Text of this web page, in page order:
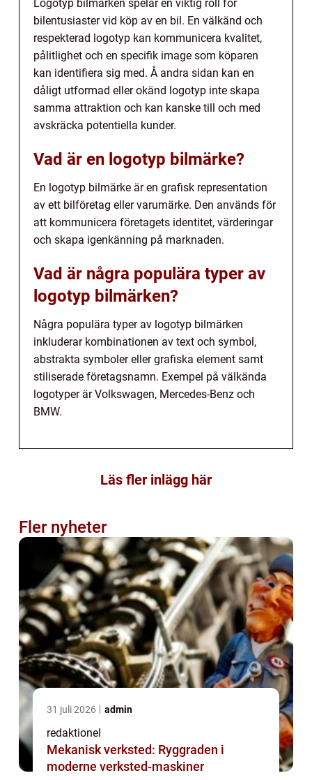
Logotyp bilmärken spelar en viktig roll för
bilentusiaster vid köp av en bil. En välkänd och
respekterad logotyp kan kommunicera kvalitet,
pålitlighet och en specifik image som köparen
kan identifiera sig med. Å andra sidan kan en
dåligt utformad eller okänd logotyp inte skapa
samma attraktion och kan kanske till och med
avskräcka potentiella kunder.
Vad är en logotyp bilmärke?
En logotyp bilmärke är en grafisk representation
av ett bilföretag eller varumärke. Den används för
att kommunicera företagets identitet, värderingar
och skapa igenkänning på marknaden.
Vad är några populära typer av
logotyp bilmärken?
Några populära typer av logotyp bilmärken
inkluderar kombinationen av text och symbol,
abstrakta symboler eller grafiska element samt
stiliserade företagsnamn. Exempel på välkända
logotyper är Volkswagen, Mercedes-Benz och
BMW.
Läs fler inlägg här
Fler nyheter
31 juli 2026 admin
redaktionel
Mekanisk verksted: Ryggraden i
moderne verksted-maskiner